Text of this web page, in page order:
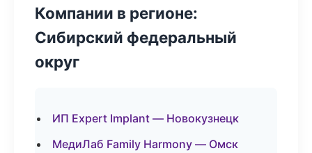
Компании в регионе:
Сибирский федеральный
округ
ИП Expert Implant — Новокузнецк
МедиЛаб Family Harmony — Омск